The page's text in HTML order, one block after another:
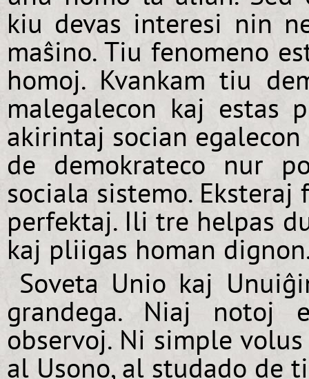
kiu devas interesi nin
maŝino. Tiu fenomeno
homoj. Kvankam tiu
malegalecon kaj estas
akirintaj socian
de demokrateco nur
sociala sistemo.
perfektaj. Ili tre helpas
kaj pliigas homan
Soveta Unio kaj
grandega. Niaj notoj
observoj. Ni simple
al Usono, al studado de